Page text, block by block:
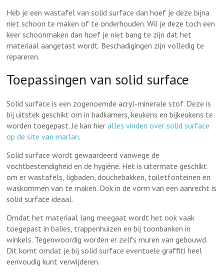
Heb je een wastafel van solid surface dan hoef je deze bijna
niet schoon te maken of te onderhouden. Wil je deze toch een
keer schoonmaken dan hoef je niet bang te zijn dat het
materiaal aangetast wordt. Beschadigingen zijn volledig te
repareren.
Toepassingen van solid surface
Solid surface is een zogenoemde acryl-minerale stof. Deze is
bij uitstek geschikt om in badkamers, keukens en bijkeukens te
worden toegepast. Je kan hieralles vinden over solid surface
op de site van marlan.
Solid surface wordt gewaardeerd vanwege de
vochtbestendigheid en de hygiëne. Het is uitermate geschikt
om er wastafels, ligbaden, douchebakken, toiletfonteinen en
waskommen van te maken. Ook in de vorm van een aanrecht is
solid surface ideaal.
Omdat het materiaal lang meegaat wordt het ook vaak
toegepast in balies, trappenhuizen en bij toonbanken in
winkels. Tegenwoordig worden er zelfs muren van gebouwd.
Dit komt omdat je bij solid surface eventuele graffiti heel
eenvoudig kunt verwijderen.